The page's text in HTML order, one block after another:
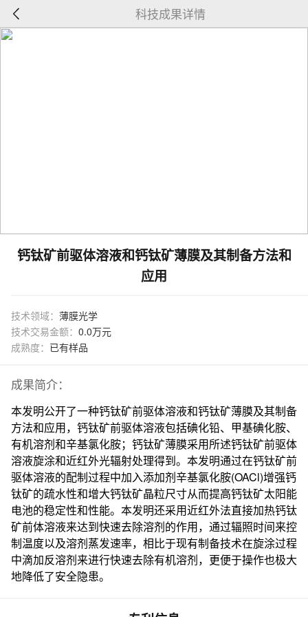
科技成果详情
钙钛矿前驱体溶液和钙钛矿薄膜及其制备方法和
应用
技术领域： 薄膜光学
技术交易金额： 0.0万元
成熟度： 已有样品
成果简介：
本发明公开了一种钙钛矿前驱体溶液和钙钛矿薄膜及其制备
方法和应用，钙钛矿前驱体溶液包括碘化铅、甲基碘化胺、
有机溶剂和辛基氯化胺；钙钛矿薄膜采用所述钙钛矿前驱体
溶液旋涂和近红外光辐射处理得到。本发明通过在钙钛矿前
驱体溶液的配制过程中加入添加剂辛基氯化胺(OACl)增强钙
钛矿的疏水性和增大钙钛矿晶粒尺寸从而提高钙钛矿太阳能
电池的稳定性和性能。本发明还采用近红外法直接加热钙钛
矿前体溶液来达到快速去除溶剂的作用，通过辐照时间来控
制温度以及溶剂蒸发速率，相比于现有制备技术在旋涂过程
中滴加反溶剂来进行快速去除有机溶剂，更便于操作也极大
地降低了安全隐患。